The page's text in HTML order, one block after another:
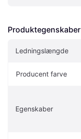
Produktegenskaber
Ledningslængde
Producent farve
Egenskaber